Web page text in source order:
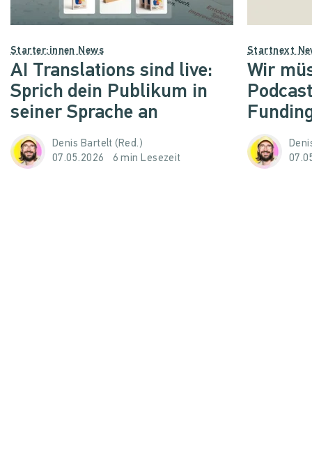
Starter:innen News
AI Translations sind live:
Sprich dein Publikum in
seiner Sprache an
Denis Bartelt (Red.)
07.05.2026
6 min Lesezeit
Startnext
Wir